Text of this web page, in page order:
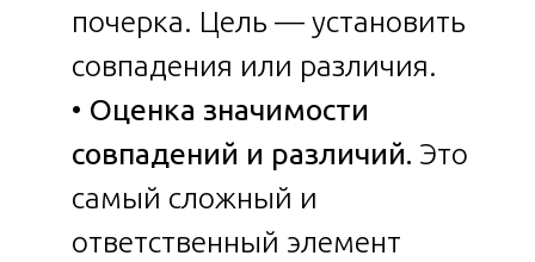
почерка. Цель — установить
совпадения или различия.
• Оценка значимости
совпадений и различий. Это
самый сложный и
ответственный элемент